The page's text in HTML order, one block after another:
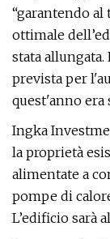
“garantendo al
ottimale
stata
prevista per
quest'anno era
Ingka
la proprietà
alimentate a
pompe di
L’edificio sarà